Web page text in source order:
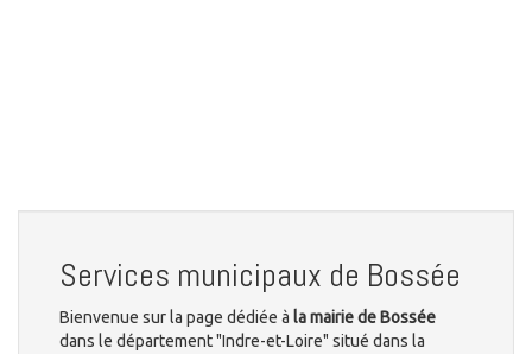
Services municipaux de Bossée
Bienvenue sur la page dédiée à la mairie de Bossée
dans le département "Indre-et-Loire" situé dans la